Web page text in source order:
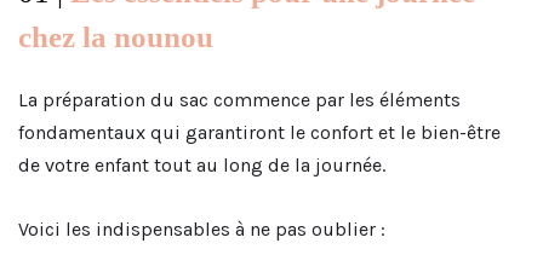
chez la nounou
La préparation du sac commence par les éléments
fondamentaux qui garantiront le confort et le bien-être
de votre enfant tout au long de la journée.
Voici les indispensables à ne pas oublier :